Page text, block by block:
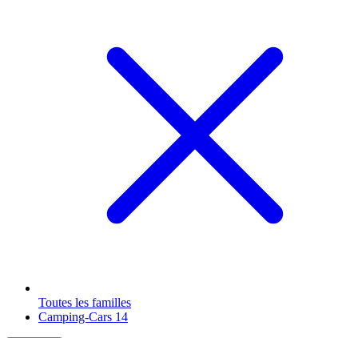
Toutes les familles
Camping-Cars 14